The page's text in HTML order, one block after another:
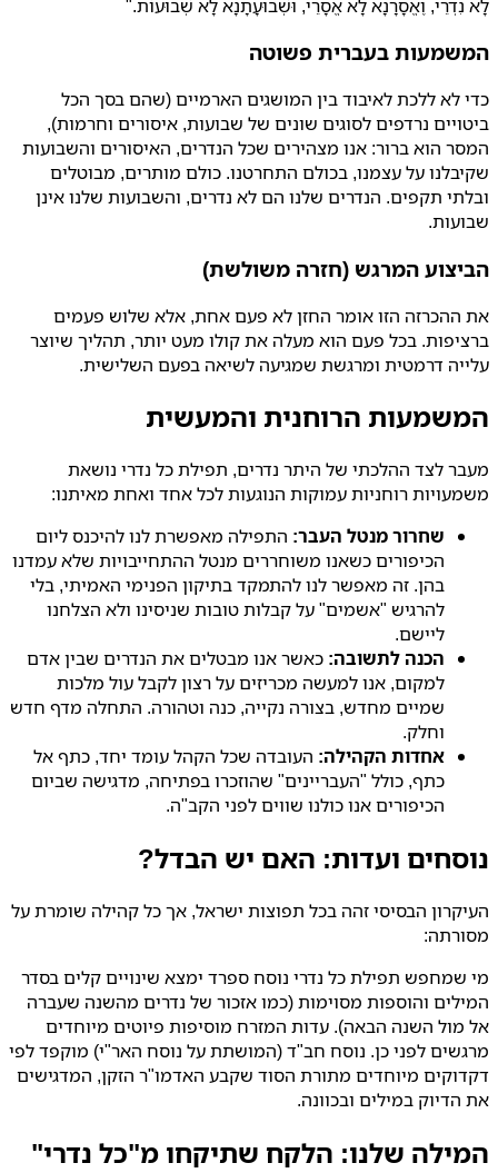
לָא נִדְרֵי, וֶאֱסָרָנָא לָא אֱסָרֵי, וּשְׁבוּעָתָנָא לָא שְׁבוּעוֹת."
המשמעות בעברית פשוטה
כדי לא ללכת לאיבוד בין המושגים הארמיים (שהם בסך הכל
ביטויים נרדפים לסוגים שונים של שבועות, איסורים וחרמות),
המסר הוא ברור: אנו מצהירים שכל הנדרים, האיסורים והשבועות
שקיבלנו על עצמנו, בכולם התחרטנו. כולם מותרים, מבוטלים
ובלתי תקפים. הנדרים שלנו הם לא נדרים, והשבועות שלנו אינן
שבועות.
הביצוע המרגש (חזרה משולשת)
את ההכרזה הזו אומר החזן לא פעם אחת, אלא שלוש פעמים
ברציפות. בכל פעם הוא מעלה את קולו מעט יותר, תהליך שיוצר
עלייה דרמטית ומרגשת שמגיעה לשיאה בפעם השלישית.
המשמעות הרוחנית והמעשית
מעבר לצד ההלכתי של היתר נדרים, תפילת כל נדרי נושאת
משמעויות רוחניות עמוקות הנוגעות לכל אחד ואחת מאיתנו:
שחרור מנטל העבר: התפילה מאפשרת לנו להיכנס ליום
הכיפורים כשאנו משוחררים מנטל ההתחייבויות שלא עמדנו
בהן. זה מאפשר לנו להתמקד בתיקון הפנימי האמיתי, בלי
להרגיש "אשמים" על קבלות טובות שניסינו ולא הצלחנו
ליישם.
הכנה לתשובה: כאשר אנו מבטלים את הנדרים שבין אדם
למקום, אנו למעשה מכריזים על רצון לקבל עול מלכות
שמיים מחדש, בצורה נקייה, כנה וטהורה. התחלה מדף חדש
וחלק.
אחדות הקהילה: העובדה שכל הקהל עומד יחד, כתף אל
כתף, כולל "העבריינים" שהוזכרו בפתיחה, מדגישה שביום
הכיפורים אנו כולנו שווים לפני הקב"ה.
נוסחים ועדות: האם יש הבדל?
העיקרון הבסיסי זהה בכל תפוצות ישראל, אך כל קהילה שומרת על
מסורתה:
מי שמחפש תפילת כל נדרי נוסח ספרד ימצא שינויים קלים בסדר
המילים והוספות מסוימות (כמו אזכור של נדרים מהשנה שעברה
אל מול השנה הבאה). עדות המזרח מוסיפות פיוטים מיוחדים
מרגשים לפני כן. נוסח חב"ד (המושתת על נוסח האר"י) מוקפד לפי
דקדוקים מיוחדים מתורת הסוד שקבע האדמו"ר הזקן, המדגישים
את הדיוק במילים ובכוונה.
המילה שלנו: הלקח שתיקחו מ"כל נדרי"